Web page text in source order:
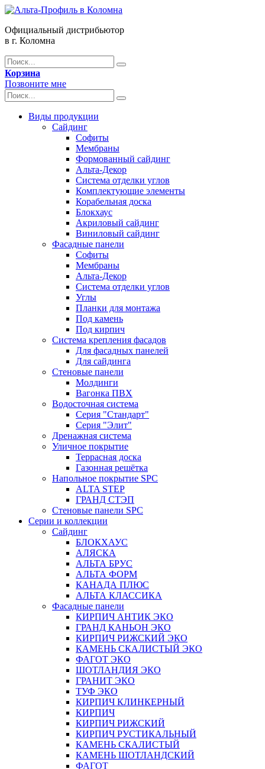
Официальный дистрибьютор
в г. Коломна
Корзина
Позвоните мне
Виды продукции
Сайдинг
Софиты
Мембраны
Формованный сайдинг
Альта-Декор
Система отделки углов
Комплектующие элементы
Корабельная доска
Блокхаус
Акриловый сайдинг
Виниловый сайдинг
Фасадные панели
Софиты
Мембраны
Альта-Декор
Система отделки углов
Углы
Планки для монтажа
Под камень
Под кирпич
Система крепления фасадов
Для фасадных панелей
Для сайдинга
Стеновые панели
Молдинги
Вагонка ПВХ
Водосточная система
Серия "Стандарт"
Серия "Элит"
Дренажная система
Уличное покрытие
Террасная доска
Газонная решётка
Напольное покрытие SPC
ALTA STEP
ГРАНД СТЭП
Стеновые панели SPC
Серии и коллекции
Сайдинг
БЛОКХАУС
АЛЯСКА
АЛЬТА БРУС
АЛЬТА ФОРМ
КАНАДА ПЛЮС
АЛЬТА КЛАССИКА
Фасадные панели
КИРПИЧ АНТИК ЭКО
ГРАНД КАНЬОН ЭКО
КИРПИЧ РИЖСКИЙ ЭКО
КАМЕНЬ СКАЛИСТЫЙ ЭКО
ФАГОТ ЭКО
ШОТЛАНДИЯ ЭКО
ГРАНИТ ЭКО
ТУФ ЭКО
КИРПИЧ КЛИНКЕРНЫЙ
КИРПИЧ
КИРПИЧ РИЖСКИЙ
КИРПИЧ РУСТИКАЛЬНЫЙ
КАМЕНЬ СКАЛИСТЫЙ
КАМЕНЬ ШОТЛАНДСКИЙ
ФАГОТ